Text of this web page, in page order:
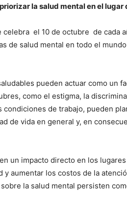
la salud mental en el lugar
celebra el 10 de octubre de cada
de salud mental en todo el
pueden actuar como un
como el estigma, la
condiciones de trabajo, pueden
de vida en general y, en
un impacto directo en los
aumentar los costos de la
la salud mental persisten